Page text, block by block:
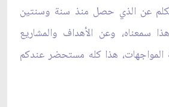
أتكلم عن الذي حصل منذ سنة وسنتين
سمعناه، وعن الأهداف والمشاريع
هذا كله مستحضر عندكم